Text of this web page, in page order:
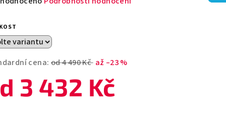
cena: od 4 490 Kč až –23 %
3 432 Kč